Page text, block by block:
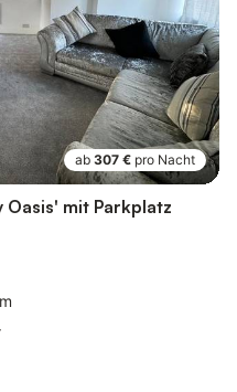
ab 307 € pro Nacht
mit Parkplatz